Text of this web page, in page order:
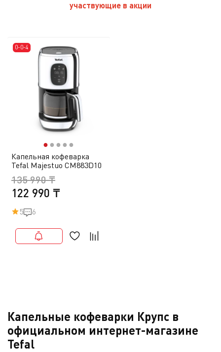
участвующие в акции
0-0-4
●● ● ● ●
Капельная кофеварка
Tefal Majestuo CM883D10
122 990 ₸
135 990 ₸
5 6
Капельные кофеварки Крупс в
официальном интернет-магазине
Tefal